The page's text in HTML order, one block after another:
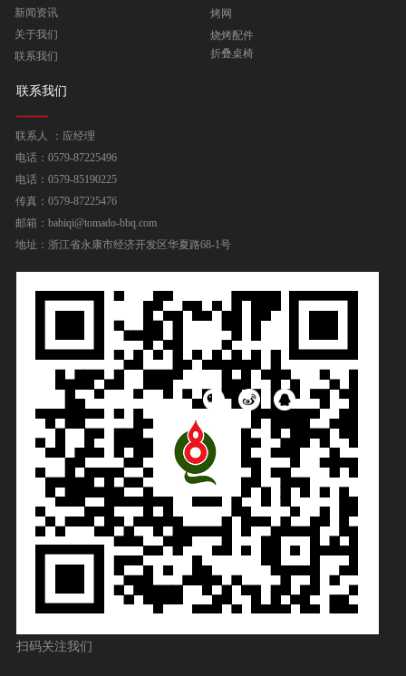
新闻资讯
关于我们
联系我们
烤网
烧烤配件
折叠桌椅
联系我们
联系人 ：应经理
电话：0579-87225496
电话：0579-85190225
传真：0579-87225476
邮箱：babiqi@tomado-bbq.com
地址：浙江省永康市经济开发区华夏路68-1号
扫码关注我们